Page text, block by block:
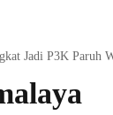
Jadi P3K Paruh